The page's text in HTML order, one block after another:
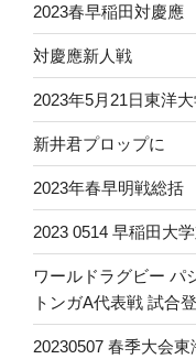
2023春早稲田対慶
対慶應新人戦
2023年5月21日東洋
新井君プロップに
2023年春早明戦総括
2023 0514 早稲田大
ワールドラグビー パ
トンガA代表戦 試合
20230507 春季大会